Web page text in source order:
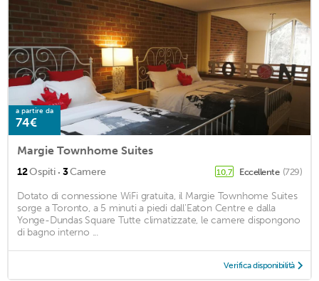
a partire da
74€
Margie Townhome Suites
12Ospiti · 3Camere 10,7 Eccellente (729)
Dotato di connessione WiFi gratuita, il Margie Townhome Suites
sorge a Toronto, a 5 minuti a piedi dall'Eaton Centre e dalla
Yonge-Dundas Square Tutte climatizzate, le camere dispongono
di bagno interno ...
Verifica disponibilità